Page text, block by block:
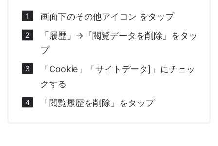
画面下のその他アイコン をタップ
「履歴」→「閲覧データを削除」をタッ
プ
「Cookie」「サイトデータ]」にチェッ
クする
「閲覧履歴を削除」をタップ